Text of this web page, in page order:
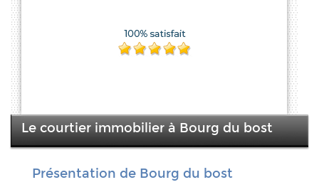
Le courtier immobilier à Bourg du bost
Présentation de Bourg du bost